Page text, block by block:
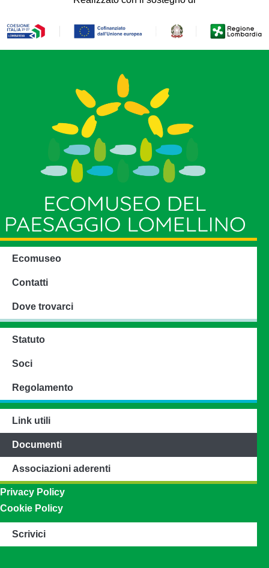
Ecomuseo
Contatti
Dove trovarci
Statuto
Soci
Regolamento
Link utili
Documenti
Associazioni aderenti
Privacy Policy
Cookie Policy
Scrivici